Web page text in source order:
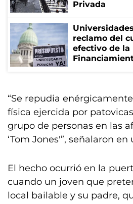
Privada
reclamo del
efectivo de la
“Se repudia
física ejercida por
grupo de personas en las
‘Tom Jones'”, señalaron
El hecho ocurrió en la
cuando un joven que
local bailable y su padre,